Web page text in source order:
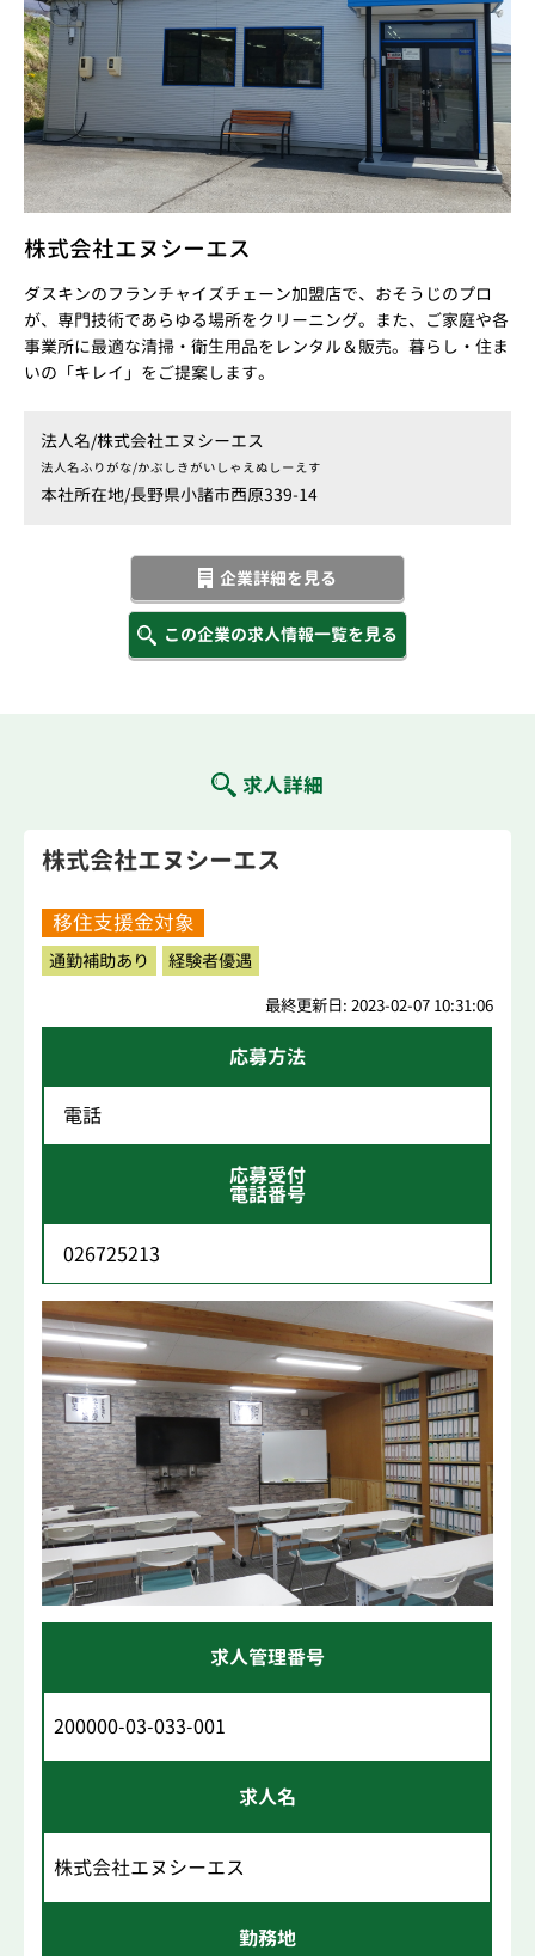
株式会社エヌシーエス
ダスキンのフランチャイズチェーン加盟店で、おそうじのプロ
が、専門技術であらゆる場所をクリーニング。また、ご家庭や各
事業所に最適な清掃・衛生用品をレンタル＆販売。暮らし・住ま
いの「キレイ」をご提案します。
法人名/株式会社エヌシーエス
法人名ふりがな/かぶしきがいしゃえぬしーえす
本社所在地/長野県小諸市西原339-14
企業詳細を見る
この企業の求人情報一覧を見る
求人詳細
株式会社エヌシーエス
移住支援金対象
通勤補助あり 経験者優遇
最終更新日: 2023-02-07 10:31:06
応募方法
電話
応募受付
電話番号
026725213
求人管理番号
200000-03-033-001
求人名
株式会社エヌシーエス
勤務地